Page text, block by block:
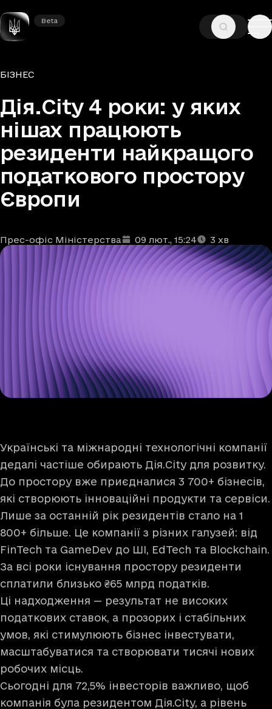
Beta
Beta
ГОЛОВНА
Рубрики
БІЗНЕС
Дія.City 4 роки: у яких
нішах працюють
резиденти найкращого
податкового простору
Європи
Автори
Прес-офіс Міністерства
Дата та час публікації: 09 лют., 15:24
Час читання: 3 хв
Українські та міжнародні технологічні компанії
дедалі частіше обирають Дія.City для розвитку.
До простору вже приєдналися 3 700+ бізнесів,
які створюють інноваційні продукти та сервіси.
Лише за останній рік резидентів стало на 1
800+ більше. Це компанії з різних галузей: від
FinTech та GameDev до ШІ, EdTech та Blockchain.
За всі роки існування простору резиденти
сплатили близько ₴65 млрд податків.
Ці надходження — результат не високих
податкових ставок, а прозорих і стабільних
умов, які стимулюють бізнес інвестувати,
масштабуватися та створювати тисячі нових
робочих місць.
Сьогодні для 72,5% інвесторів важливо, щоб
компанія була резидентом Дія.Сіty, а рівень